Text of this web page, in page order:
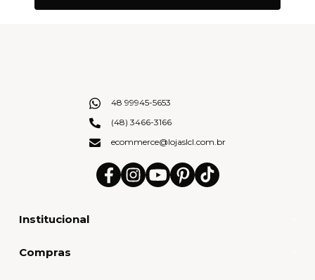
Institucional
Compras
48 99945-5653
(48) 3466-3166
ecommerce@lojaslcl.com.br